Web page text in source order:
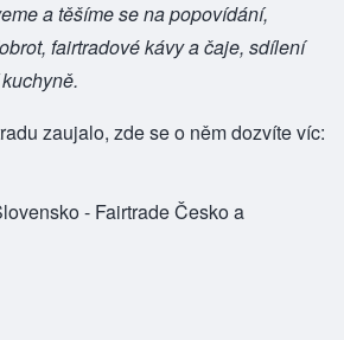
a těšíme se na popovídání,
fairtradové kávy a čaje, sdílení
zaujalo, zde se o něm dozvíte víc:
- Fairtrade Česko a